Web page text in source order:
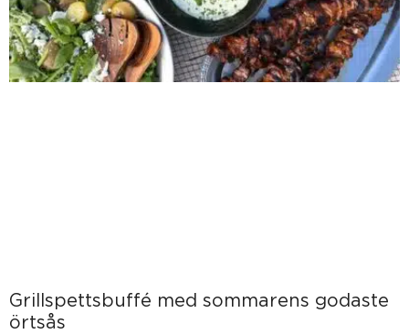
Grillspettsbuffé med sommarens godaste
örtsås